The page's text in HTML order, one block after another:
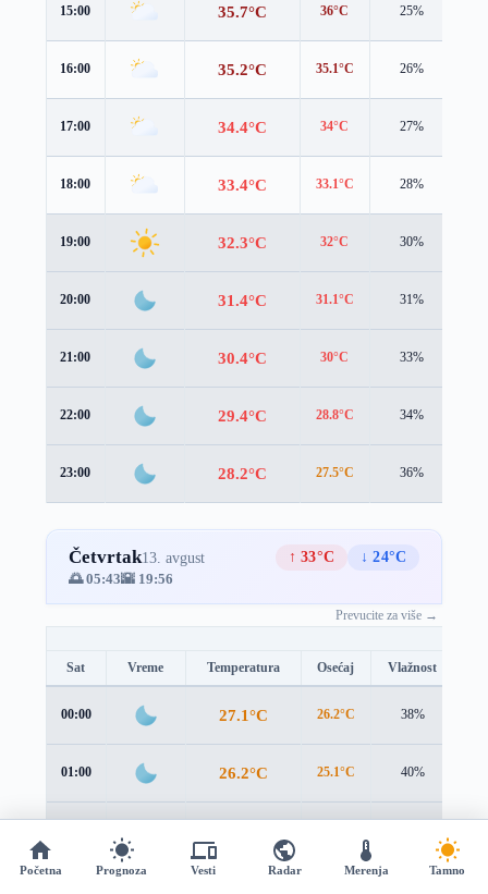
15:00 35.7°C 36°C 25%
16:00 35.2°C 35.1°C 26%
17:00 34.4°C 34°C 27%
18:00 33.4°C 33.1°C 28%
19:00 32.3°C 32°C 30%
20:00 31.4°C 31.1°C 31%
21:00 30.4°C 30°C 33%
22:00 29.4°C 28.8°C 34%
23:00 28.2°C 27.5°C 36%
Četvrtak13. avgust ↑ 33°C
↓ 24°C
🌅 05:43🌇 19:56
Prevucite za više →
Sat Vreme Temperatura Osećaj Vlažnost
00:00 27.1°C 26.2°C 38%
01:00 26.2°C 25.1°C 40%
Početna Prognoza Vesti Radar Merenja Tamno